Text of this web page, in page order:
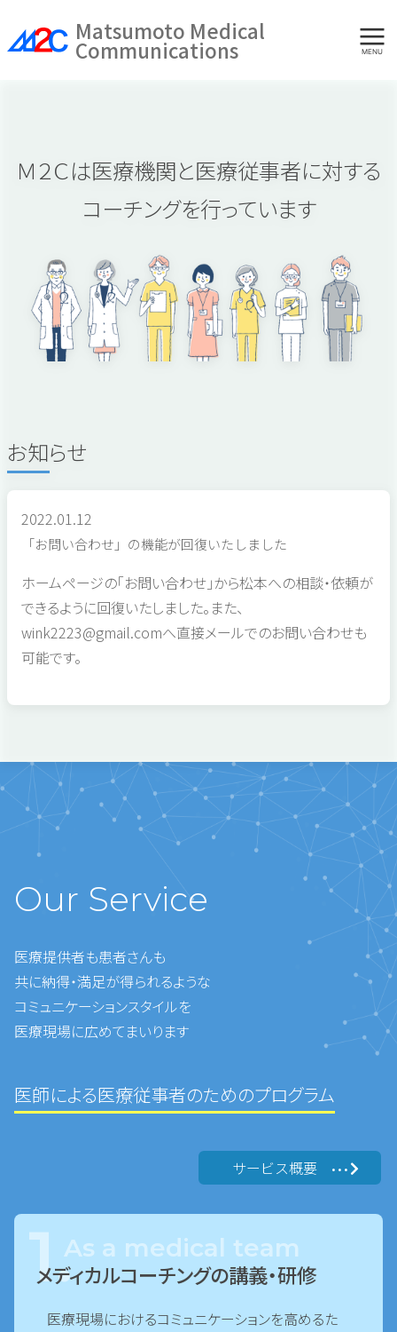
Matsumoto Medical
Communications MENU
Ｍ２Ｃは医療機関と医療従事者に対する
コーチングを行っています
お知らせ
2022.01.12
「お問い合わせ」の機能が回復いたしました
ホームページの「お問い合わせ」から松本への相談・依頼が
できるように回復いたしました。また、
wink2223@gmail.comへ直接メールでのお問い合わせも
可能です。
Our Service
医療提供者も患者さんも
共に納得・満足が得られるような
コミュニケーションスタイルを
医療現場に広めてまいります
医師による医療従事者のためのプログラム
サービス概要 •••
1.As a medical team
メディカルコーチングの講義・研修
医療現場におけるコミュニケーションを高めるた